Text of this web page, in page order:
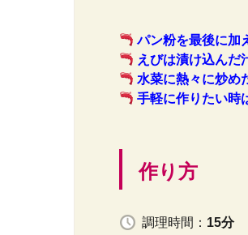
パン粉を最後に加
えびは漬け込んだ
水菜に熱々に炒め
手軽に作りたい時
作り方
調理時間： 15分